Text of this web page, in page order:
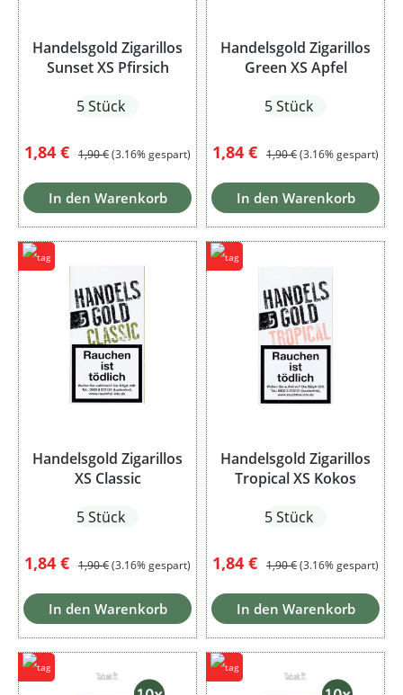
Handelsgold Zigarillos
Sunset XS Pfirsich
5 Stück
Verkaufspreis:
1,84 € Regulärer Preis:
1,90 €(3.16% gespart)
In den Warenkorb
Handelsgold Zigarillos
Green XS Apfel
5 Stück
Verkaufspreis:
1,84 € Regulärer Preis:
1,90 €(3.16% gespart)
In den Warenkorb
Handelsgold Zigarillos
XS Classic
5 Stück
Verkaufspreis:
1,84 € Regulärer Preis:
1,90 €(3.16% gespart)
In den Warenkorb
Handelsgold Zigarillos
Tropical XS Kokos
5 Stück
Verkaufspreis:
1,84 € Regulärer Preis:
1,90 €(3.16% gespart)
In den Warenkorb